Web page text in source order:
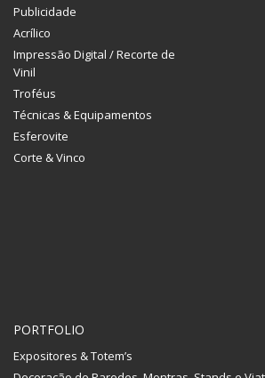
Publicidade
Acrílico
Impressão Digital / Recorte de
Vinil
Troféus
Técnicas & Equipamentos
Esferovite
Corte & Vinco
PORTFOLIO
Expositores & Totem’s